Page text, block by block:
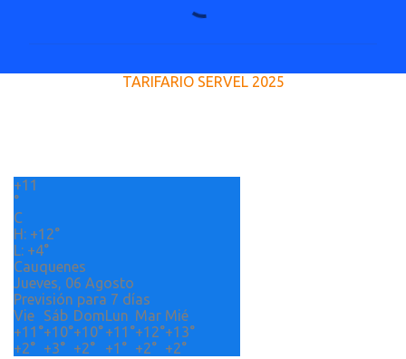
s
TARIFARIO SERVEL 2025
+11
°
C
H: +12°
L: +4°
Cauquenes
Jueves, 06 Agosto
Previsión para 7 días
Vie
Sáb DomLun Mar Mié
+11°+10°+10°+11°+12°+13°
+2° +3° +2° +1° +2° +2°